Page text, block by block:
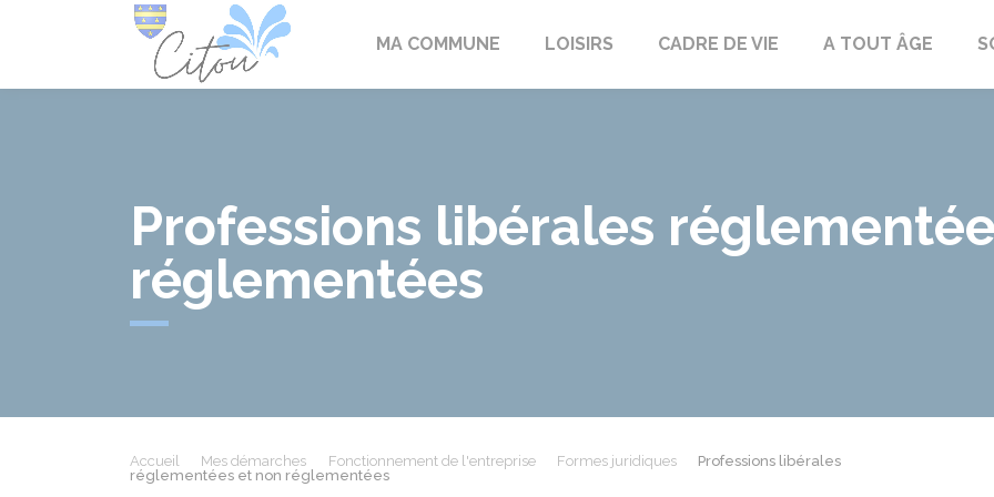
MA COMMUNE LOISIRS CADRE DE VIE A TOUT ÂGE
Professions libérales
réglementées
Accueil Mes démarches Fonctionnement de l'entreprise Formes juridiques
Professions libérales
réglementées et non réglementées